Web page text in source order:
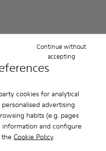
cookies for analytical
advertising
habits (e.g. pages
information and configure
Cookie Policy.
Continue without
accepting
din piele pentru copii.
003
Peu Path - K800694-002 -
Peu Path -Peu Path -
Peu Path